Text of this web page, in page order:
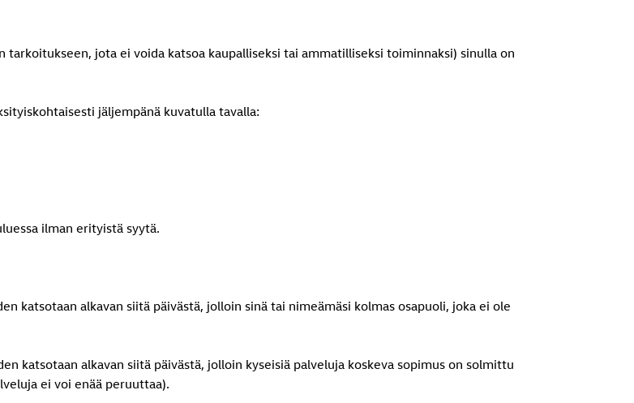
jota ei voida katsoa kaupalliseksi tai ammatilliseksi toiminnaksi) sinulla on
jäljempänä kuvatulla tavalla:
ilman erityistä syytä.
katsotaan alkavan siitä päivästä, jolloin sinä tai nimeämäsi kolmas osapuoli, joka ei ole
katsotaan alkavan siitä päivästä, jolloin kyseisiä palveluja koskeva sopimus on solmittu
ei voi enää peruuttaa).